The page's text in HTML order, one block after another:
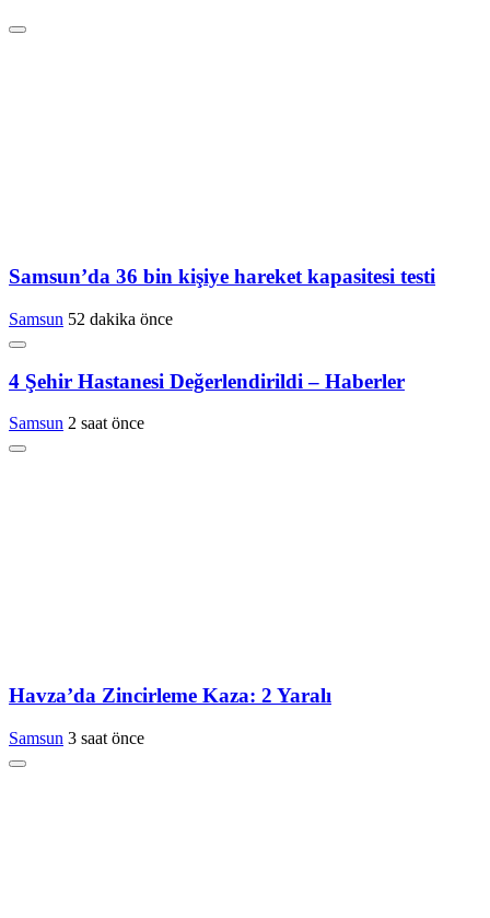
Samsun’da 36 bin kişiye hareket kapasitesi testi
Samsun 52 dakika önce
4 Şehir Hastanesi Değerlendirildi – Haberler
Samsun 2 saat önce
Havza’da Zincirleme Kaza: 2 Yaralı
Samsun 3 saat önce